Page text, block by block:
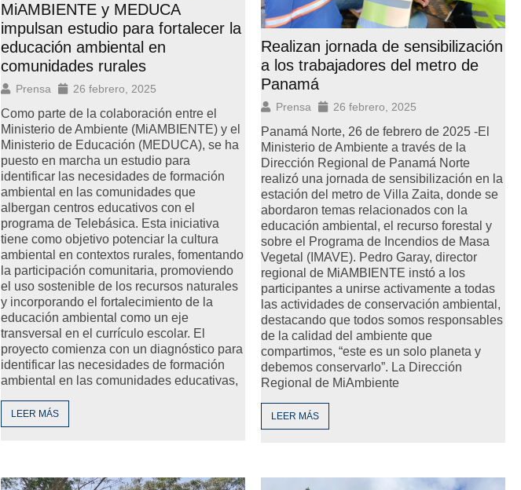
MiAMBIENTE y MEDUCA
impulsan estudio para fortalecer la
educación ambiental en
comunidades rurales
Prensa 26 febrero, 2025
Como parte de la colaboración entre el
Ministerio de Ambiente (MiAMBIENTE) y el
Ministerio de Educación (MEDUCA), se ha
puesto en marcha un estudio para
identificar las necesidades de formación
ambiental en las comunidades que
albergan centros educativos con el
programa de Telebásica. Esta iniciativa
tiene como objetivo potenciar la cultura
ambiental en contextos rurales, fomentando
la participación comunitaria, promoviendo
el uso sostenible de los recursos naturales
y incorporando el fortalecimiento de la
educación ambiental como un eje
transversal en el currículo escolar. El
proyecto comienza con un diagnóstico para
identificar las necesidades de formación
ambiental en las comunidades educativas,
LEER MÁS
Realizan jornada de sensibilización
a los trabajadores del metro de
Panamá
Prensa 26 febrero, 2025
Panamá Norte, 26 de febrero de 2025 -El
Ministerio de Ambiente a través de la
Dirección Regional de Panamá Norte
realizó una jornada de sensibilización en la
estación del metro de Villa Zaita, donde se
abordaron temas relacionados con la
educación ambiental, el recurso forestal y
sobre el Programa de Incendios de Masa
Vegetal (IMAVE). Pedro Garay, director
regional de MiAMBIENTE instó a los
participantes a unirse activamente a todas
las actividades de conservación ambiental,
destacando que todos somos responsables
de la calidad del ambiente que
compartimos, “este es un solo planeta y
debemos conservarlo”. La Dirección
Regional de MiAmbiente
LEER MÁS